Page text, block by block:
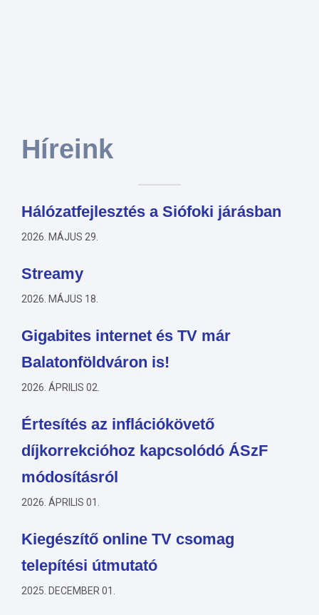
Híreink
Hálózatfejlesztés a Siófoki járásban
2026. MÁJUS 29.
Streamy
2026. MÁJUS 18.
Gigabites internet és TV már
Balatonföldváron is!
2026. ÁPRILIS 02.
Értesítés az inflációkövető
díjkorrekcióhoz kapcsolódó ÁSzF
módosításról
2026. ÁPRILIS 01.
Kiegészítő online TV csomag
telepítési útmutató
2025. DECEMBER 01.